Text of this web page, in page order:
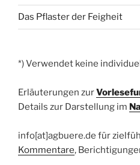
Das Pflaster der Feigheit
*) Verwendet keine
Erläuterungen zur
Details zur Darstellung im
info[at]agbuere.de für
Kommentare,